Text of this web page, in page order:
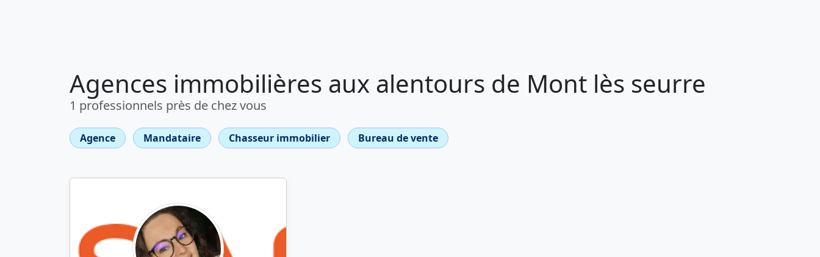
Agences immobilières aux alentours de Mont lès seurre
1 professionnels près de chez vous
Agence Mandataire Chasseur immobilier Bureau de vente